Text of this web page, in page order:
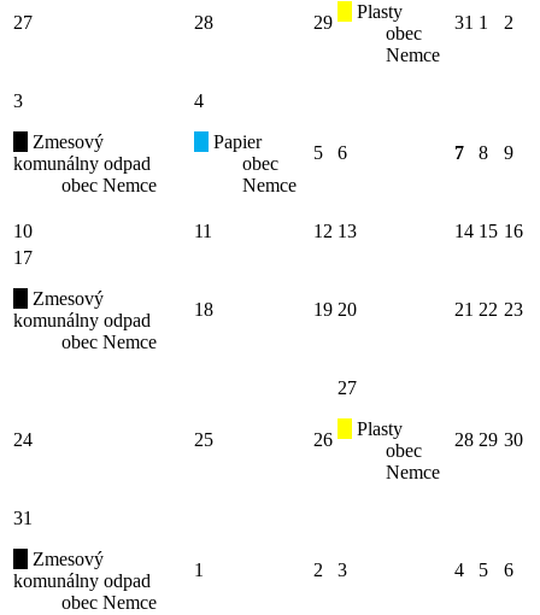
27 28 29
Plasty
obec
Nemce
31 1 2
3
Zmesový
komunálny odpad
obec Nemce
4
Papier
obec
Nemce
5 6 7 8 9
10 11 12 13 14 15 16
17
Zmesový
komunálny odpad
obec Nemce
18 19 20 21 22 23
24 25 26
27
Plasty
obec
Nemce
28 29 30
31
Zmesový
komunálny odpad
obec Nemce
1 2 3 4 5 6